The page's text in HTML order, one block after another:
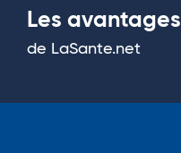
Les avantages
de LaSante.net